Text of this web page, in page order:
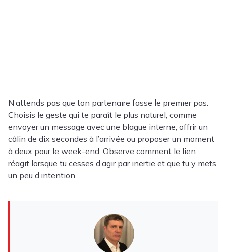
N’attends pas que ton partenaire fasse le premier pas.
Choisis le geste qui te paraît le plus naturel, comme
envoyer un message avec une blague interne, offrir un
câlin de dix secondes à l’arrivée ou proposer un moment
à deux pour le week-end. Observe comment le lien
réagit lorsque tu cesses d’agir par inertie et que tu y mets
un peu d’intention.